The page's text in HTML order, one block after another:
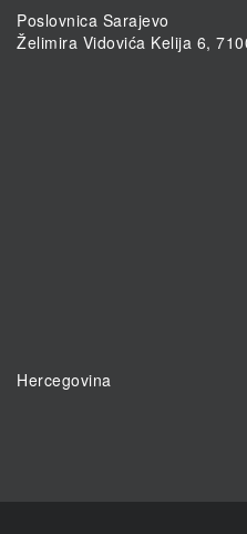
Poslovnica Sarajevo
Želimira Vidovića Kelija 6,
Hercegovina